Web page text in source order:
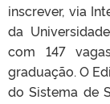
inscrever, via
da
com 147
graduação. O
do Sistema de